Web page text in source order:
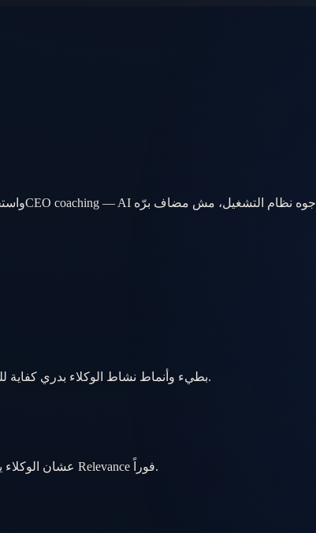
الإدارة تشوف Deals واقفة وFollow-up بطيء وأنماط نشاط الوكلاء بدري كفاية للتوجيه — مش بعد ما الشهر يقفل ضعيف.
AI يلخص Budget المشتري وتفضيل المنطقة والUrgency من الThreads عشان الوكلاء يردوا بـ Relevance فوراً.